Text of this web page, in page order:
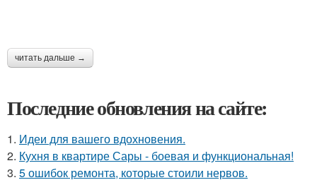
читать дальше →
Последние обновления на сайте:
1. Идеи для вашего вдохновения.
2. Кухня в квартире Сары - боевая и функциональная!
3. 5 ошибок ремонта, которые стоили нервов.